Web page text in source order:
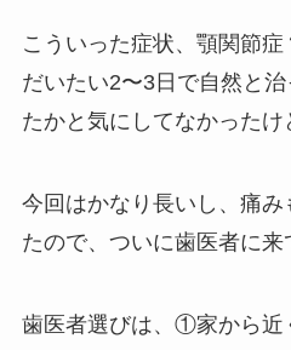
こういった症状、顎関節症
だいたい2〜3日で自然と
たかと気にしてなかった
今回はかなり長いし、痛み
たので、ついに歯医者に来
歯医者選びは、①家から